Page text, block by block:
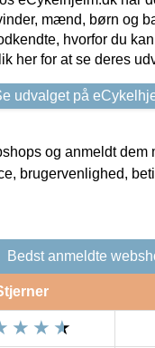
mænd, børn og
hvorfor du
her for at se deres
udvalget på
og anmeldt dem
brugervenlighed,
Bedst anmeldte